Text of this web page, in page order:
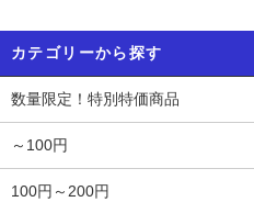
カテゴリーから探す
数量限定！特別特価商品
～100円
100円～200円